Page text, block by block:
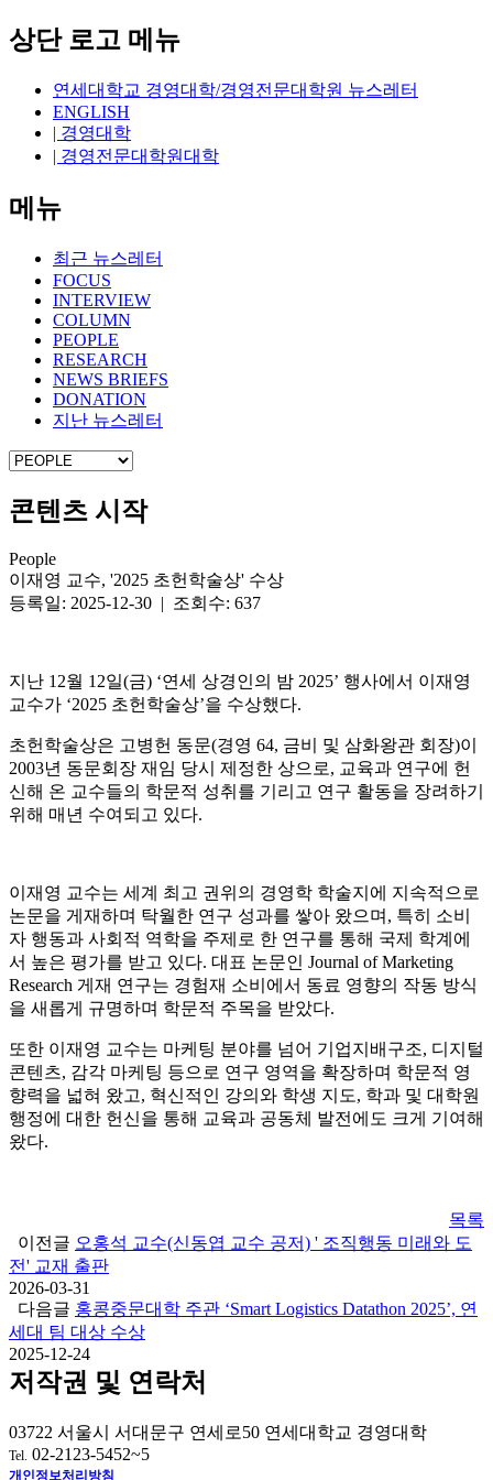
상단 로고 메뉴
연세대학교 경영대학/경영전문대학원 뉴스레터
ENGLISH
| 경영대학
| 경영전문대학원대학
메뉴
최근 뉴스레터
FOCUS
INTERVIEW
COLUMN
PEOPLE
RESEARCH
NEWS BRIEFS
DONATION
지난 뉴스레터
콘텐츠 시작
People
이재영 교수, '2025 초헌학술상' 수상
등록일: 2025-12-30 | 조회수: 637
지난 12월 12일(금) ‘연세 상경인의 밤 2025’ 행사에서 이재영
교수가 ‘2025 초헌학술상’을 수상했다.
초헌학술상은 고병헌 동문(경영 64, 금비 및 삼화왕관 회장)이
2003년 동문회장 재임 당시 제정한 상으로, 교육과 연구에 헌
신해 온 교수들의 학문적 성취를 기리고 연구 활동을 장려하기
위해 매년 수여되고 있다.
이재영 교수는 세계 최고 권위의 경영학 학술지에 지속적으로
논문을 게재하며 탁월한 연구 성과를 쌓아 왔으며, 특히 소비
자 행동과 사회적 역학을 주제로 한 연구를 통해 국제 학계에
서 높은 평가를 받고 있다. 대표 논문인 Journal of Marketing
Research 게재 연구는 경험재 소비에서 동료 영향의 작동 방식
을 새롭게 규명하며 학문적 주목을 받았다.
또한 이재영 교수는 마케팅 분야를 넘어 기업지배구조, 디지털
콘텐츠, 감각 마케팅 등으로 연구 영역을 확장하며 학문적 영
향력을 넓혀 왔고, 혁신적인 강의와 학생 지도, 학과 및 대학원
행정에 대한 헌신을 통해 교육과 공동체 발전에도 크게 기여해
왔다.
목록
이전글 오홍석 교수(신동엽 교수 공저) ' 조직행동 미래와 도
전' 교재 출판
2026-03-31
다음글 홍콩중문대학 주관 ‘Smart Logistics Datathon 2025’, 연
세대 팀 대상 수상
2025-12-24
저작권 및 연락처
03722 서울시 서대문구 연세로50 연세대학교 경영대학
Tel. 02-2123-5452~5
개인정보처리방침